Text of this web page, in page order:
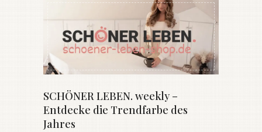
SCHÖNER LEBEN. weekly –
Entdecke die Trendfarbe des
Jahres